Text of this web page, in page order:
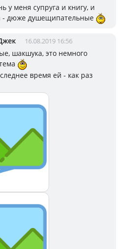
у меня супруга и книгу, и
- дюже душещипательные
16.08.2019 16:56
шакшука, это немного
время ей - как раз